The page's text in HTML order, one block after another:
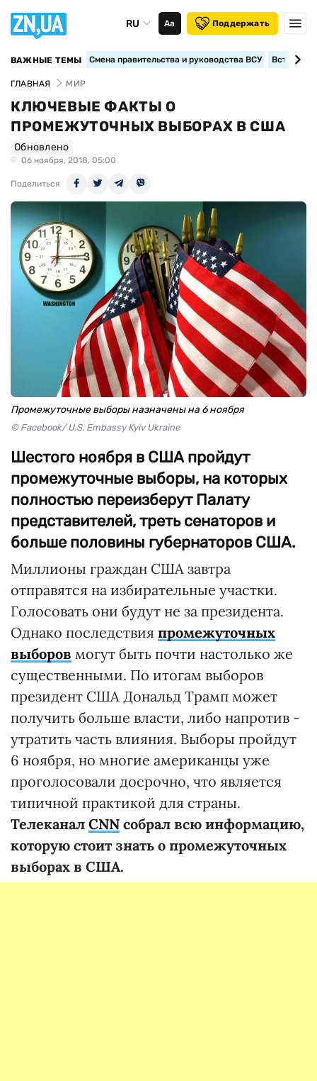
RU Аа Поддержать
ВАЖНЫЕ ТЕМЫ Смена правительства и руководства ВСУ
ГЛАВНАЯ МИР
КЛЮЧЕВЫЕ ФАКТЫ О
ПРОМЕЖУТОЧНЫХ ВЫБОРАХ В США
Обновлено
06 ноября, 2018, 05:00
Поделиться
Промежуточные выборы назначены на 6 ноября
© Facebook/ U.S. Embassy Kyiv Ukraine
Шестого ноября в США пройдут
промежуточные выборы, на которых
полностью переизберут Палату
представителей, треть сенаторов и
больше половины губернаторов США.
Миллионы граждан США завтра
отправятся на избирательные участки.
Голосовать они будут не за президента.
Однако последствия промежуточных
выборов могут быть почти настолько же
существенными. По итогам выборов
президент США Дональд Трамп может
получить больше власти, либо напротив -
утратить часть влияния. Выборы пройдут
6 ноября, но многие американцы уже
проголосовали досрочно, что является
типичной практикой для страны.
Телеканал CNN собрал всю информацию,
которую стоит знать о промежуточных
выборах в США.